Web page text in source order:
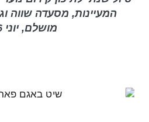
המעיינות, מסעדה שווה
מושלם, יוני 2026